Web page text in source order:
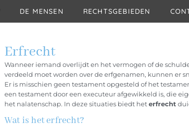
DE MENSEN RECHTSGEBIEDEN
Erfrecht
Wanneer iemand overlijdt en het vermogen of de
verdeeld moet worden over de erfgenamen, kunnen er
Er is misschien geen testament opgesteld of het
een testament door een executeur afgewikkeld is, die
het nalatenschap. In deze situaties biedt heterfrecht
Wat is het erfrecht?